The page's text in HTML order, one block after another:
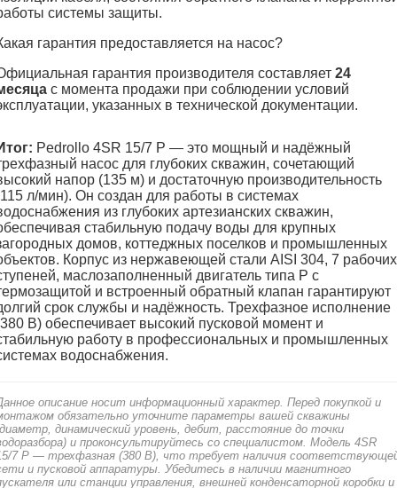
системы защиты.
гарантия предоставляется на насос?
гарантия производителя составляет 24
с момента продажи при соблюдении условий
указанных в технической документации.
Pedrollo 4SR 15/7 P — это мощный и надёжный
насос для глубоких скважин, сочетающий
напор (135 м) и достаточную производительность
л/мин). Он создан для работы в системах
из глубоких артезианских скважин,
стабильную подачу воды для крупных
домов, коттеджных поселков и промышленных
Корпус из нержавеющей стали AISI 304, 7 рабочих
маслозаполненный двигатель типа P с
и встроенный обратный клапан гарантируют
срок службы и надёжность. Трехфазное исполнение
В) обеспечивает высокий пусковой момент и
работу в профессиональных и промышленных
водоснабжения.
описание носит информационный характер. Перед покупкой и
обязательно уточните параметры вашей скважины
динамический уровень, дебит, расстояние до точки
и проконсультируйтесь со специалистом. Модель 4SR
7 P — трехфазная (380 В), что требует наличия
и пусковой аппаратуры. Убедитесь в наличии магнитного
или станции управления, внешней конденсаторной коробки и